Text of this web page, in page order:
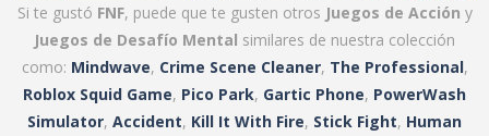
Si te gustó FNF, puede que te gusten otros Juegos de Acción y
Juegos de Desafío Mental similares de nuestra colección
como: Mindwave, Crime Scene Cleaner, The Professional,
Roblox Squid Game, Pico Park, Gartic Phone, PowerWash
Simulator, Accident, Kill It With Fire, Stick Fight, Human